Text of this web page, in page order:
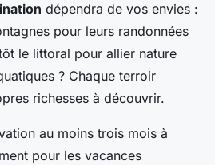
dépendra de vos envies :
pour leurs randonnées
le littoral pour allier nature
? Chaque terroir
richesses à découvrir.
au moins trois mois à
pour les vacances